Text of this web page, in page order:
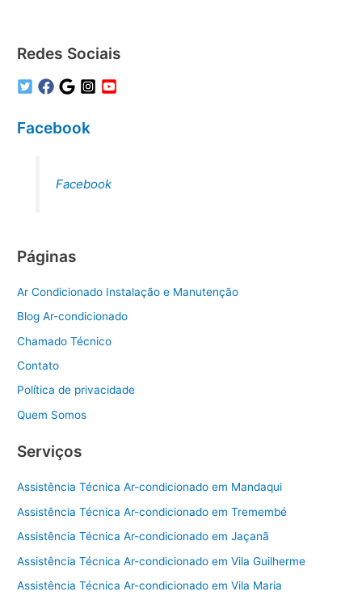
Redes Sociais
Facebook
Facebook
Páginas
Ar Condicionado Instalação e Manutenção
Blog Ar-condicionado
Chamado Técnico
Contato
Política de privacidade
Quem Somos
Serviços
Assistência Técnica Ar-condicionado em Mandaqui
Assistência Técnica Ar-condicionado em Tremembé
Assistência Técnica Ar-condicionado em Jaçanã
Assistência Técnica Ar-condicionado em Vila Guilherme
Assistência Técnica Ar-condicionado em Vila Maria